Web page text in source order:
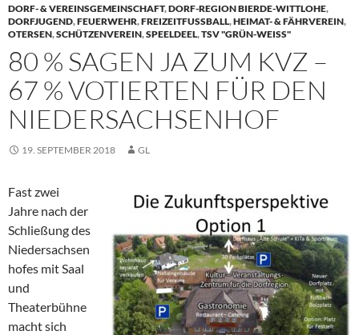
DORF- & VEREINSGEMEINSCHAFT,DORF-REGION BIERDE-WITTLOHE,
DORFJUGEND,FEUERWEHR,FREIZEITFUSSBALL ,HEIMAT- & FÄHRVEREIN,
OTERSEN,SCHÜTZENVEREIN,SPEELDEEL,TSV "GRÜN-WEISS"
80 % SAGEN JA ZUM KVZ –
67 % VOTIERTEN FÜR DEN
NIEDERSACHSENHOF
19. SEPTEMBER 2018 GL
Fast zwei
Jahre nach der
Schließung des
Niedersachsen
hofes mit Saal
und
Theaterbühne
macht sich